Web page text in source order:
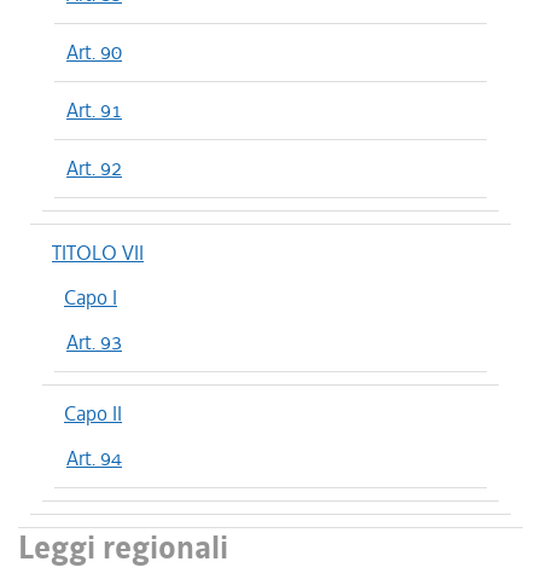
Art. 90
Art. 91
Art. 92
TITOLO VII
Capo I
Art. 93
Capo II
Art. 94
Leggi regionali